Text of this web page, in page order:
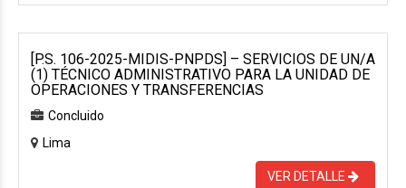
[P.S. 106-2025-MIDIS-PNPDS] – SERVICIOS DE UN/A
(1) TÉCNICO ADMINISTRATIVO PARA LA UNIDAD DE
OPERACIONES Y TRANSFERENCIAS
Concluido
Lima
VER DETALLE